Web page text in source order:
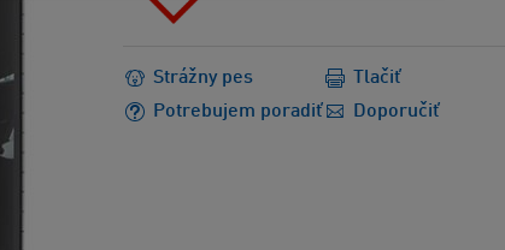
Strážny pes
Potrebujem poradiť
Doporučiť
Tlačiť